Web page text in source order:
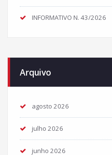
INFORMATIVO N. 43/2026
Arquivo
agosto 2026
julho 2026
junho 2026